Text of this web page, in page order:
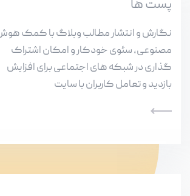
پست ها
نگارش و انتشار مطالب وبلاگ با کمک
مصنوعی، سئوی خودکار و امکان اشتراک
گذاری در شبکه های اجتماعی برای افزایش
بازدید و تعامل کاربران با سایت